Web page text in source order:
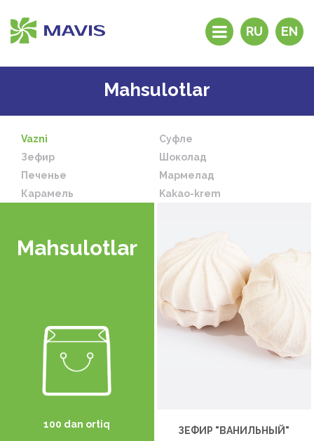
Kompaniya tarixi
Mahsulotlar
Distribyutorlar va
Nega “MAVIS”?
Tezkor aloqa
RU EN
Mahsulotlar
Vazni
Суфле
Зефир
Шоколад
Печенье
Мармелад
Карамель
Kakao-krem
Mahsulotlar
100 dan ortiq
ЗЕФИР "ВАНИЛЬНЫЙ"